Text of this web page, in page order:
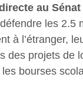
au Sénat
les 2.5
à l’étranger,
des projets de
bourses